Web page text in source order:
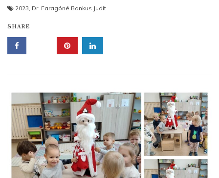
2023, Dr. Faragóné Bankus Judit
SHARE